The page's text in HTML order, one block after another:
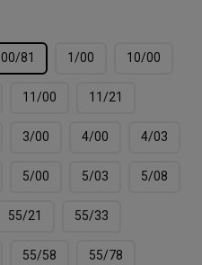
00/81 1/00 10/00
11/00 11/21
3/00 4/00 4/03
5/00 5/03 5/08
55/21 55/33
55/58 55/78